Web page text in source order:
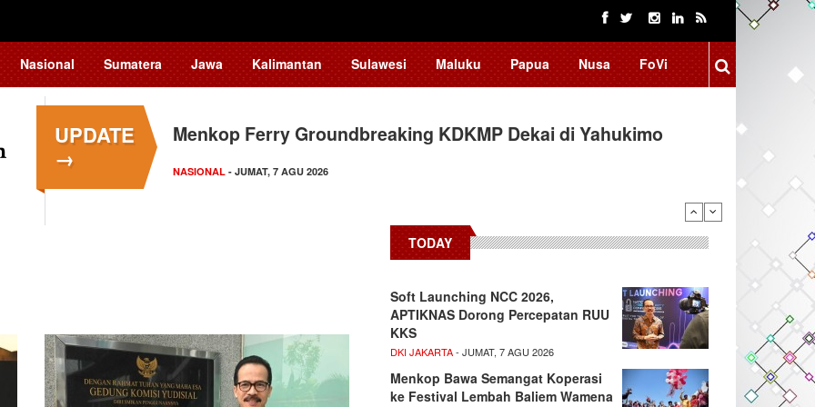
Nasional Sumatera Jawa Kalimantan Sulawesi Maluku Papua Nusa FoVi
UPDATE
→
Menkop Ferry Groundbreaking KDKMP Dekai di Yahukimo
NASIONAL - JUMAT, 7 AGU 2026
Dosen Ilmu Komputer UPER Kembangkan Aplikasi Netrash,
TODAY
Soft Launching NCC 2026,
APTIKNAS Dorong Percepatan RUU
KKS
DKI JAKARTA- JUMAT, 7 AGU 2026
Menkop Bawa Semangat Koperasi
ke Festival Lembah Baliem Wamena